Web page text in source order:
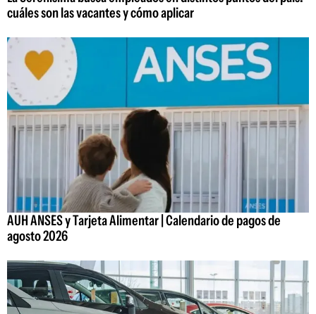
cuáles son las vacantes y cómo aplicar
AUH ANSES y Tarjeta Alimentar | Calendario de pagos de
agosto 2026